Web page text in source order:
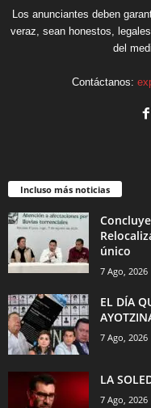
Los anunciantes deben
veraz, sean honestos,
del
Contáctanos:
Incluso más noticias
único
7 Ago, 2026
EL DÍA
7 Ago, 2026
LA
7 Ago, 2026